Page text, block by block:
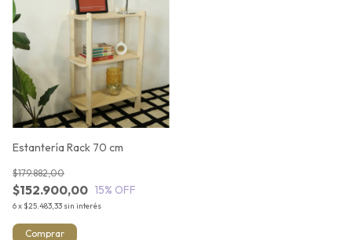
Estantería Rack 70 cm
$152.900,00
$179.882,00
15% OFF
6x $25.483,33 sin interés
Comprar